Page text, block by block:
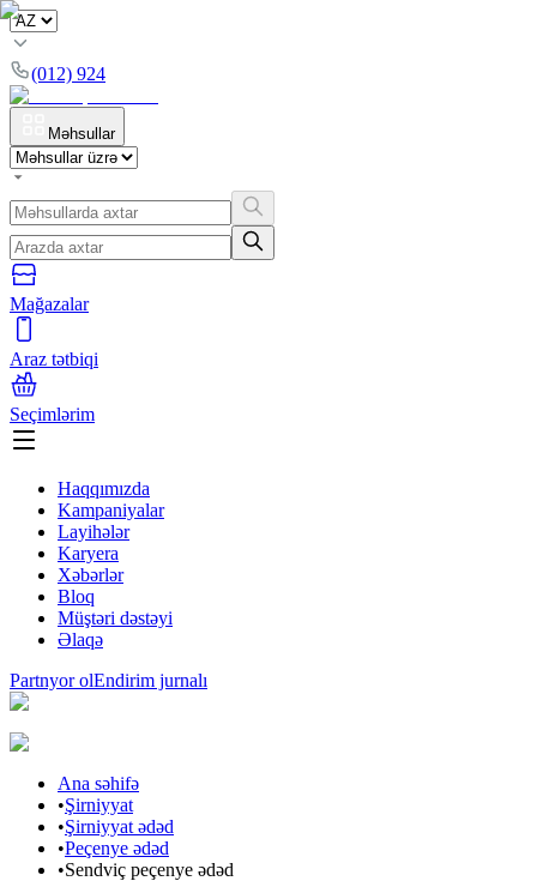
(012) 924
Məhsullar
Mağazalar
Araz tətbiqi
Seçimlərim
Haqqımızda
Kampaniyalar
Layihələr
Karyera
Xəbərlər
Bloq
Müştəri dəstəyi
Əlaqə
Partnyor olEndirim jurnalı
Ana səhifə
•Şirniyyat
•Şirniyyat ədəd
•Peçenye ədəd
•Sendviç peçenye ədəd